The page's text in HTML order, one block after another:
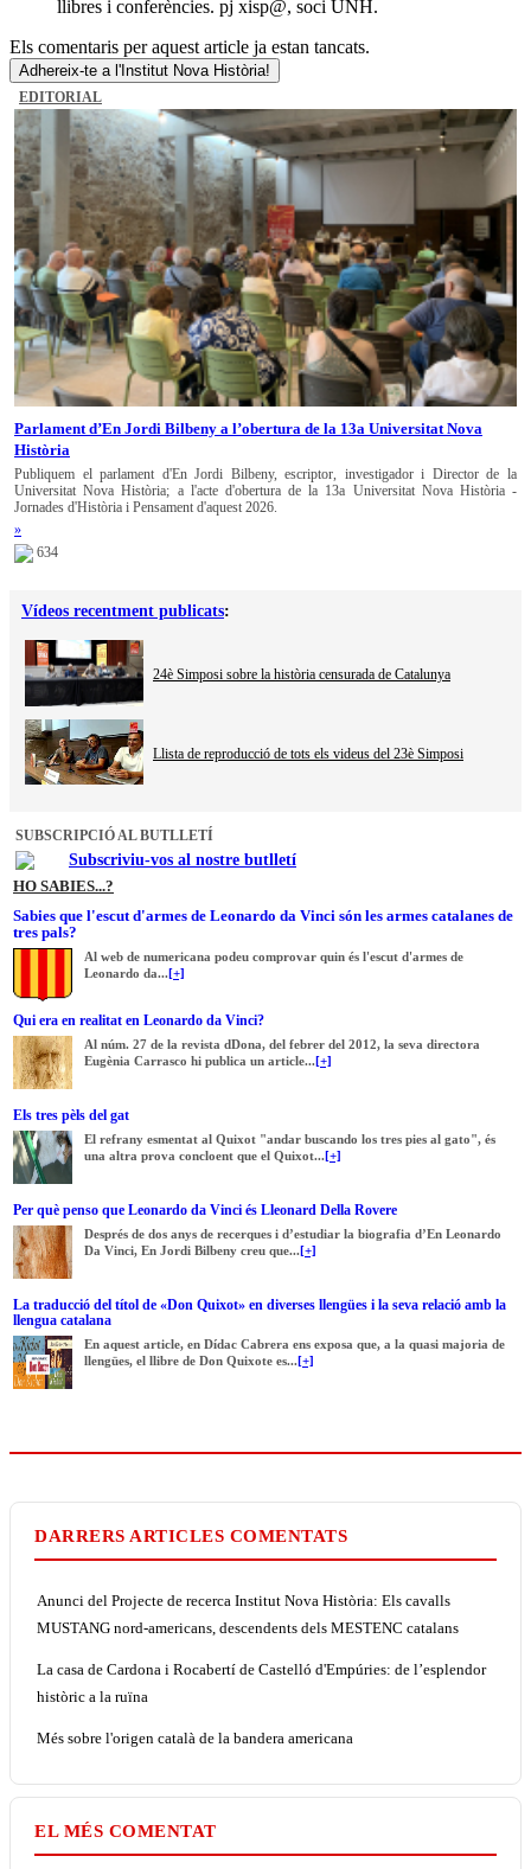
llibres i conferències. pj xisp@, soci UNH.
Els comentaris per aquest article ja estan tancats.
Adhereix-te a l'Institut Nova Història!
EDITORIAL
Parlament d’En Jordi Bilbeny a l’obertura de la 13a Universitat Nova
Història
Publiquem el parlament d'En Jordi Bilbeny, escriptor, investigador i Director de la
Universitat Nova Història; a l'acte d'obertura de la 13a Universitat Nova Història -
Jornades d'Història i Pensament d'aquest 2026.
»
634
Vídeos recentment publicats:
24è Simposi sobre la història censurada de Catalunya
Llista de reproducció de tots els videus del 23è Simposi
SUBSCRIPCIÓ AL BUTLLETÍ
Subscriviu-vos al nostre butlletí
HO SABIES...?
Sabies que l'escut d'armes de Leonardo da Vinci són les armes catalanes de
tres pals?
Al web de numericana podeu comprovar quin és l'escut d'armes de
Leonardo da...[+]
Qui era en realitat en Leonardo da Vinci?
Al núm. 27 de la revista dDona, del febrer del 2012, la seva directora
Eugènia Carrasco hi publica un article...[+]
Els tres pèls del gat
El refrany esmentat al Quixot "andar buscando los tres pies al gato", és
una altra prova concloent que el Quixot...[+]
Per què penso que Leonardo da Vinci és Lleonard Della Rovere
Després de dos anys de recerques i d’estudiar la biografia d’En Leonardo
Da Vinci, En Jordi Bilbeny creu que...[+]
La traducció del títol de «Don Quixot» en diverses llengües i la seva relació amb la
llengua catalana
En aquest article, en Dídac Cabrera ens exposa que, a la quasi majoria de
llengües, el llibre de Don Quixote es...[+]
DARRERS ARTICLES COMENTATS
Anunci del Projecte de recerca Institut Nova Història: Els cavalls
MUSTANG nord-americans, descendents dels MESTENC catalans
La casa de Cardona i Rocabertí de Castelló d'Empúries: de l’esplendor
històric a la ruïna
Més sobre l'origen català de la bandera americana
EL MÉS COMENTAT